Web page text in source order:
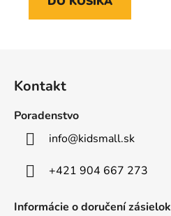
Kontakt
Poradenstvo
info@kidsmall.sk
+421 904 667 273
Informácie o doručení zásielok